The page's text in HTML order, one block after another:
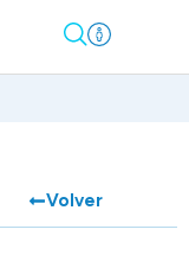
Volver